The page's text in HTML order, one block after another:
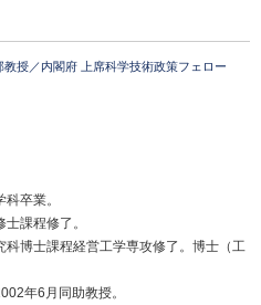
教授／内閣府 上席科学技術政策フェロー
卒業。
課程修了。
博士課程経営工学専攻修了。博士（工
年6月同助教授。